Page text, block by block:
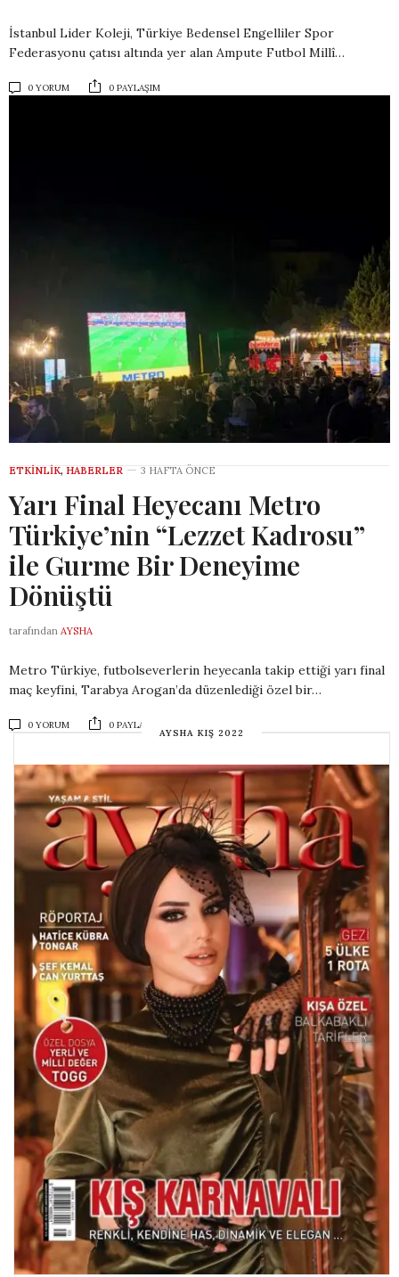
İstanbul Lider Koleji, Türkiye Bedensel Engelliler Spor
Federasyonu çatısı altında yer alan Ampute Futbol Millî…
0 YORUM 0 PAYLAŞIM
ETKINLIK, HABERLER 3 HAFTA ÖNCE
Yarı Final Heyecanı Metro
Türkiye’nin “Lezzet Kadrosu”
ile Gurme Bir Deneyime
Dönüştü
tarafından AYSHA
Metro Türkiye, futbolseverlerin heyecanla takip ettiği yarı final
maç keyfini, Tarabya Arogan’da düzenlediği özel bir…
0 YORUM 0 PAYLAŞIM
AYSHA KIŞ 2022